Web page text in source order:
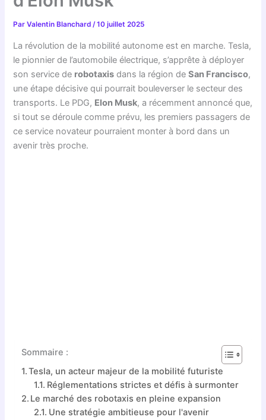
ParValentin Blanchard/10 juillet 2025
La révolution de la mobilité autonome est en marche. Tesla,
le pionnier de l’automobile électrique, s’apprête à déployer
son service de robotaxis dans la région deSan Francisco,
une étape décisive qui pourrait bouleverser le secteur des
transports. Le PDG, Elon Musk, a récemment annoncé que,
si tout se déroule comme prévu, les premiers passagers de
ce service novateur pourraient monter à bord dans un
avenir très proche.
Sommaire :
Tesla, un acteur majeur de la mobilité futuriste
Réglementations strictes et défis à surmonter
Le marché des robotaxis en pleine expansion
Une stratégie ambitieuse pour l'avenir